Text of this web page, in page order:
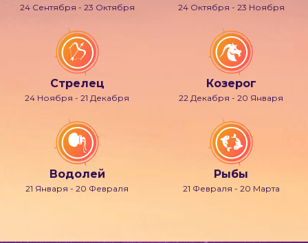
24 Сентября - 23 Октября 24 Октября - 23 Ноября
Стрелец
24 Ноября - 21 Декабря
Козерог
22 Декабря - 20 Января
Водолей
21 Января - 20 Февраля
Рыбы
21 Февраля - 20 Марта